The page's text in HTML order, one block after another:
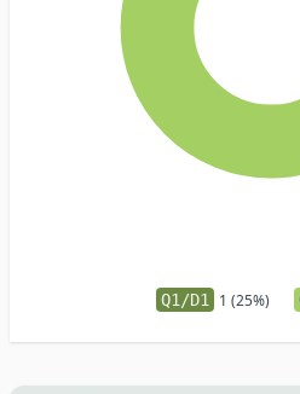
Q1/D1 1 (25%)